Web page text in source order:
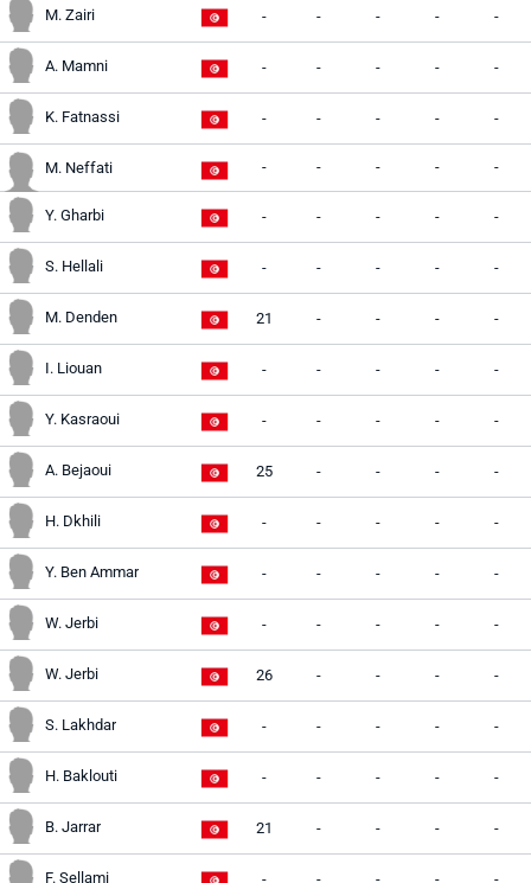
M. Zairi - - - - -
A. Mamni - - - - -
K. Fatnassi - - - - -
M. Neffati - - - - -
Y. Gharbi - - - - -
S. Hellali - - - - -
M. Denden 21 - - - -
I. Liouan - - - - -
Y. Kasraoui - - - - -
A. Bejaoui 25 - - - -
H. Dkhili - - - - -
Y. Ben Ammar - - - - -
W. Jerbi - - - - -
W. Jerbi 26 - - - -
S. Lakhdar - - - - -
H. Baklouti - - - - -
B. Jarrar 21 - - - -
F. Sellami - - - - -